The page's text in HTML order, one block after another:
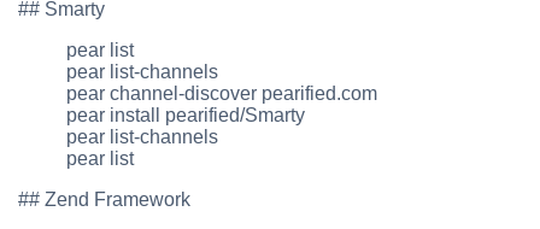
## Smarty
pear list
pear list-channels
pear channel-discover pearified.com
pear install pearified/Smarty
pear list-channels
pear list
## Zend Framework